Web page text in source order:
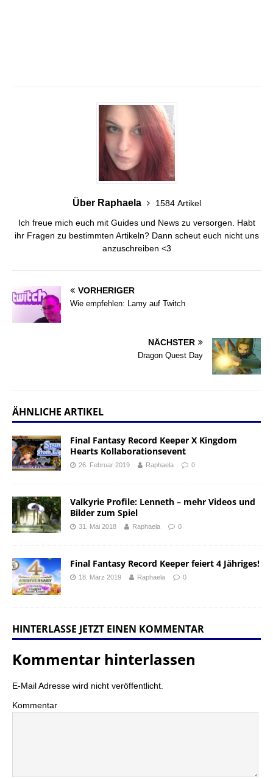
Über Raphaela
1584 Artikel
Ich freue mich euch mit Guides und News zu versorgen. Habt
ihr Fragen zu bestimmten Artikeln? Dann scheut euch nicht uns
anzuschreiben <3
VORHERIGER
Wie empfehlen: Lamy auf Twitch
NÄCHSTER
Dragon Quest Day
ÄHNLICHE ARTIKEL
Final Fantasy Record Keeper X Kingdom
Hearts Kollaborationsevent
26. Februar 2019 Raphaela 0
Valkyrie Profile: Lenneth – mehr Videos und
Bilder zum Spiel
31. Mai 2018 Raphaela 0
Final Fantasy Record Keeper feiert 4 Jähriges!
18. März 2019 Raphaela 0
HINTERLASSE JETZT EINEN KOMMENTAR
Kommentar hinterlassen
E-Mail Adresse wird nicht veröffentlicht.
Kommentar